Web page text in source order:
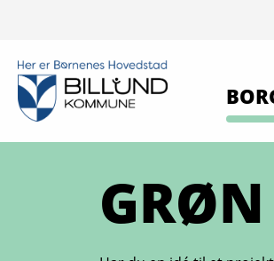
GRØN